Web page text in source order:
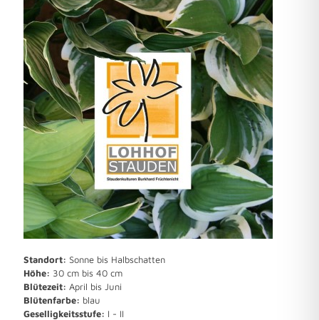
Standort: Sonne bis Halbschatten
Höhe: 30 cm bis 40 cm
Blütezeit: April bis Juni
Blütenfarbe: blau
Geselligkeitsstufe: I - II